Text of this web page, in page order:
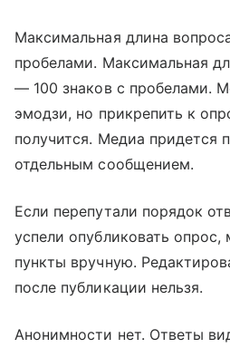
Максимальная длина
пробелами. Максимальная
— 100 знаков с пробелами.
эмодзи, но прикрепить к
получится. Медиа придется
отдельным сообщением.
Если перепутали порядок
успели опубликовать
пункты вручную.
после публикации нельзя.
Анонимности нет. Ответы